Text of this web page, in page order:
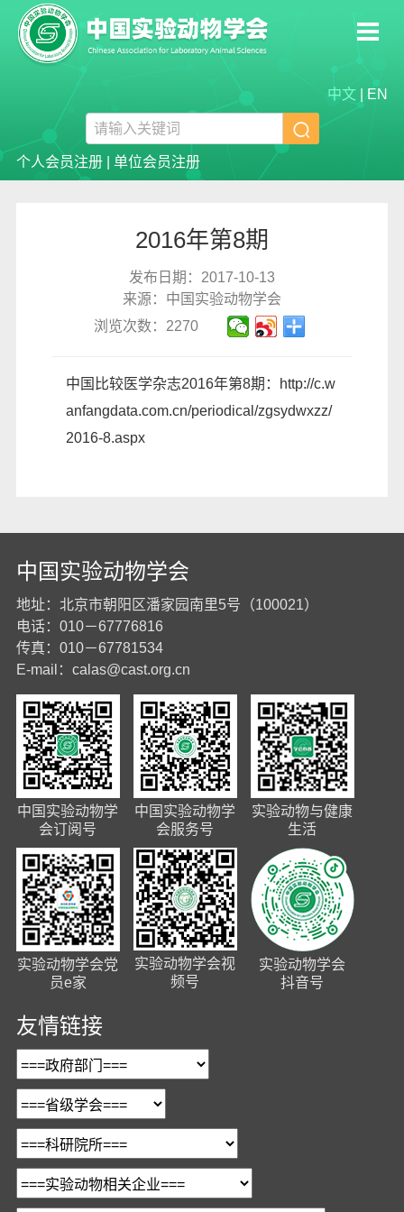
中文 EN

个人会员注册| 单位会员注册
2016年第8期
发布日期：2017-10-13
来源：中国实验动物学会
浏览次数：2270
中国比较医学杂志2016年第8期：
http://c.w
anfangdata.com.cn/periodical/zgsydwxzz/
2016-8.aspx
中国实验动物学会
地址：北京市朝阳区潘家园南里5号（100021）
电话：010－67776816
传真：010－67781534
E-mail： calas@cast.org.cn
中国实验动物学
会订阅号
中国实验动物学
会服务号
实验动物与健康
生活
实验动物学会党
员e家
实验动物学会视
频号
实验动物学会
抖音号
友情链接